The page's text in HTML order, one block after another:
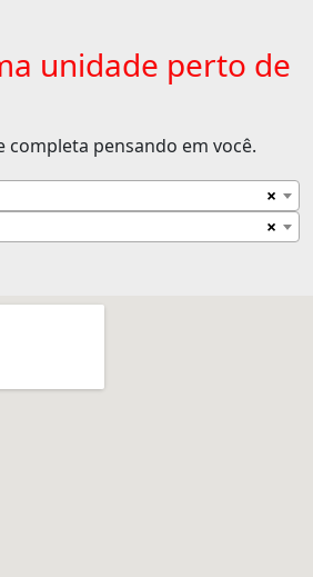
unidade perto de
pensando em você.
×
×